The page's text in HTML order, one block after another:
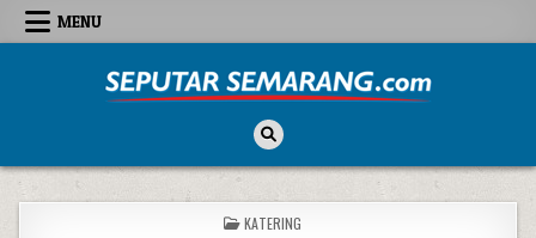
Skip to content
MENU
POSTED IN
KATERING